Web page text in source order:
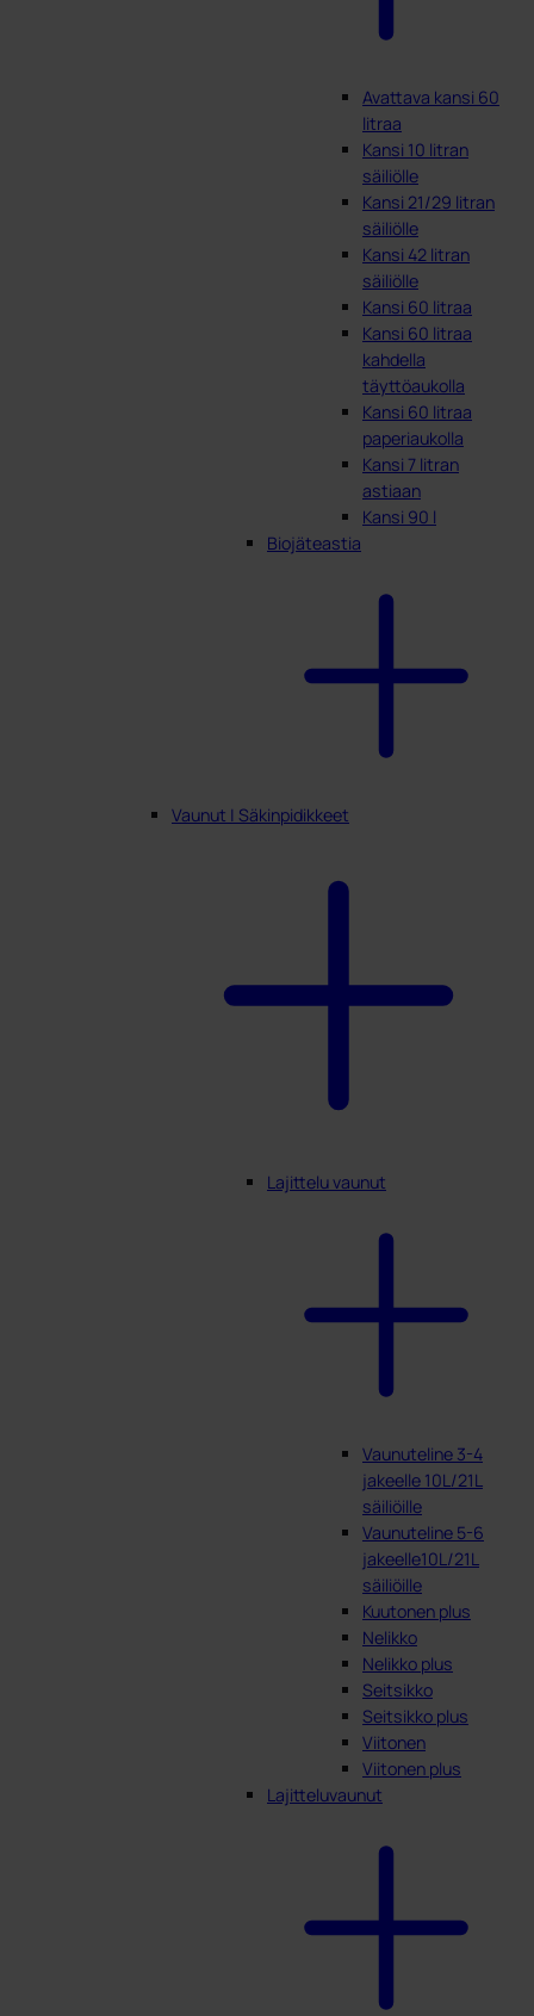
Avattava kansi 60
litraa
Kansi 10 litran
säiliölle
Kansi 21/29 litran
säiliölle
Kansi 42 litran
säiliölle
Kansi 60 litraa
Kansi 60 litraa
kahdella
täyttöaukolla
Kansi 60 litraa
paperiaukolla
Kansi 7 litran
astiaan
Kansi 90 l
Biojäteastia
Vaunut | Säkinpidikkeet
Lajittelu vaunut
Vaunuteline 3-4
jakeelle 10L/21L
säiliöille
Vaunuteline 5-6
jakeelle10L/21L
säiliöille
Kuutonen plus
Nelikko
Nelikko plus
Seitsikko
Seitsikko plus
Viitonen
Viitonen plus
Lajitteluvaunut